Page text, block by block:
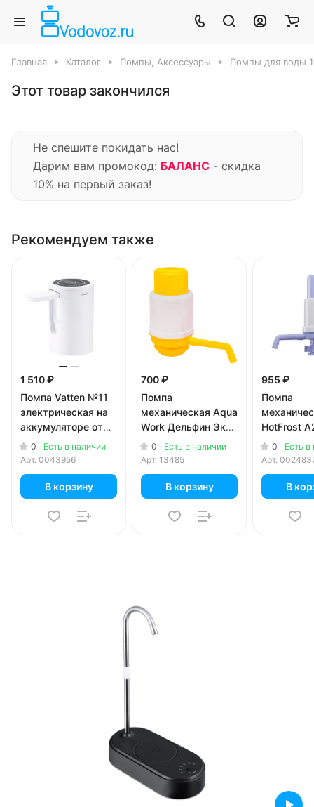
Главная Каталог Помпы, Аксессуары Помпы для воды
Этот товар закончился
Не спешите покидать нас!
Дарим вам промокод: БАЛАНС - скидка
10% на первый заказ!
Рекомендуем также
1 510 ₽
Помпа Vatten №11
электрическая на
аккумуляторе от
USB для 19л
бутылей
0
Есть в наличии
Арт. 0043956
В корзину
700 ₽
Помпа
механическая Aqua
Work Дельфин Эко
желтая
0
Есть в наличии
Арт. 13485
В корзину
955 ₽
Помпа
HotFrost
л бутылей
0
Есть в
Арт.
В